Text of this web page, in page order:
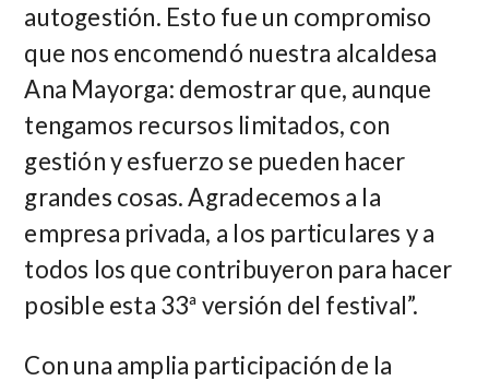
autogestión. Esto fue un compromiso
que nos encomendó nuestra alcaldesa
Ana Mayorga: demostrar que, aunque
tengamos recursos limitados, con
gestión y esfuerzo se pueden hacer
grandes cosas. Agradecemos a la
empresa privada, a los particulares y a
todos los que contribuyeron para hacer
posible esta 33ª versión del festival”.
Con una amplia participación de la